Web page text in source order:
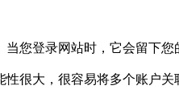
登录网站时，它会留下您
大，很容易将多个账户关